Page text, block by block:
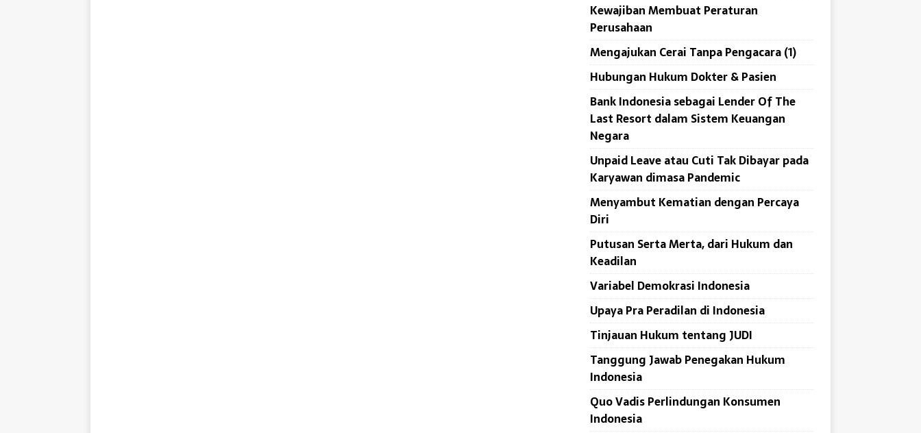
Kewajiban Membuat Peraturan
Perusahaan
Mengajukan Cerai Tanpa Pengacara (1)
Hubungan Hukum Dokter & Pasien
Bank Indonesia sebagai Lender Of The
Last Resort dalam Sistem Keuangan
Negara
Unpaid Leave atau Cuti Tak Dibayar pada
Karyawan dimasa Pandemic
Menyambut Kematian dengan Percaya
Diri
Putusan Serta Merta, dari Hukum dan
Keadilan
Variabel Demokrasi Indonesia
Upaya Pra Peradilan di Indonesia
Tinjauan Hukum tentang JUDI
Tanggung Jawab Penegakan Hukum
Indonesia
Quo Vadis Perlindungan Konsumen
Indonesia